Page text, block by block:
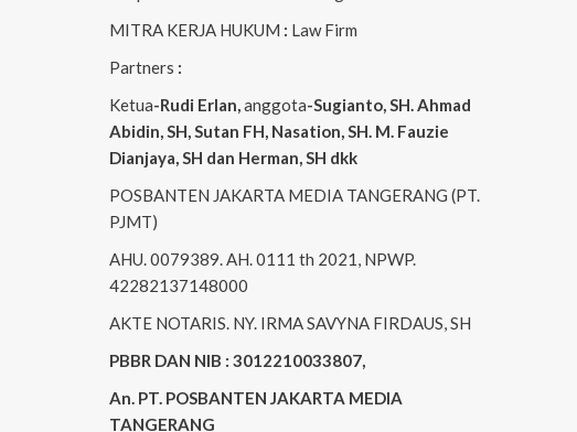
MITRA KERJA HUKUM : Law Firm
Partners :
Ketua-Rudi Erlan anggota-Sugianto, SH. Ahmad
Abidin , SH, Sutan FH, Nasation , SH. M. Fauzie
Dianjaya , SH dan Herman, SH dkk
POSBANTEN JAKARTA MEDIA TANGERANG (PT.
PJMT)
AHU. 0079389. AH. 0111 th 2021, NPWP.
42282137148000
AKTE NOTARIS. NY. IRMA SAVYNA FIRDAUS, SH
PBBR DAN NIB : 3012210033807,
An. PT. POSBANTEN JAKARTA MEDIA
TANGERANG